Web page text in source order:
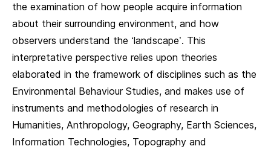
the examination of how people acquire information
about their surrounding environment, and how
observers understand the ‘landscape’. This
interpretative perspective relies upon theories
elaborated in the framework of disciplines such as the
Environmental Behaviour Studies, and makes use of
instruments and methodologies of research in
Humanities, Anthropology, Geography, Earth Sciences,
Information Technologies, Topography and